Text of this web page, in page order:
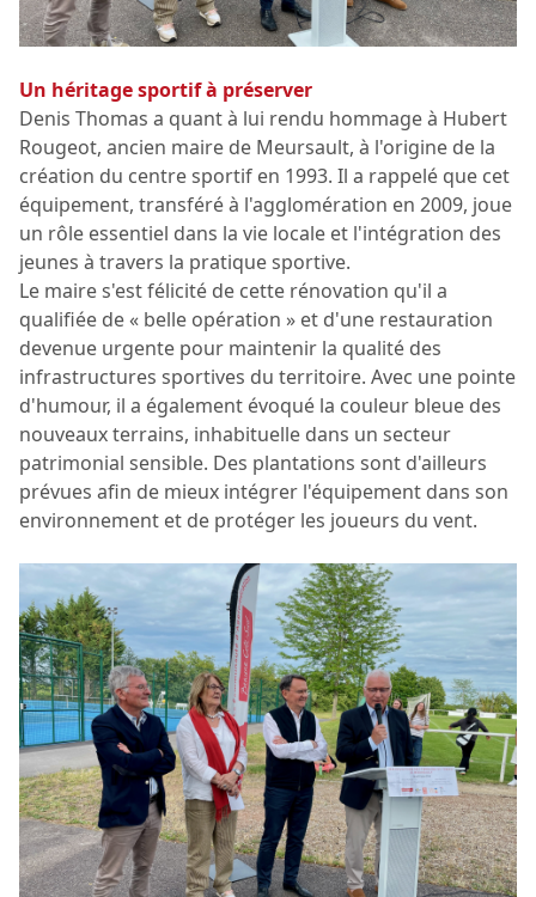
Un héritage sportif à préserver
Denis Thomas a quant à lui rendu hommage à Hubert
Rougeot, ancien maire de Meursault, à l'origine de la
création du centre sportif en 1993. Il a rappelé que cet
équipement, transféré à l'agglomération en 2009, joue
un rôle essentiel dans la vie locale et l'intégration des
jeunes à travers la pratique sportive.
Le maire s'est félicité de cette rénovation qu'il a
qualifiée de « belle opération » et d'une restauration
devenue urgente pour maintenir la qualité des
infrastructures sportives du territoire. Avec une pointe
d'humour, il a également évoqué la couleur bleue des
nouveaux terrains, inhabituelle dans un secteur
patrimonial sensible. Des plantations sont d'ailleurs
prévues afin de mieux intégrer l'équipement dans son
environnement et de protéger les joueurs du vent.